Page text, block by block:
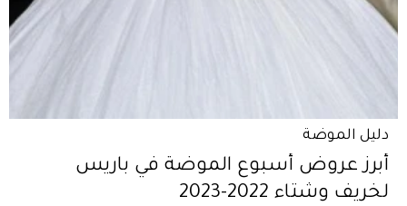
دليل الموضة
أبرز عروض أسبوع الموضة في باريس
لخريف وشتاء 2022-2023